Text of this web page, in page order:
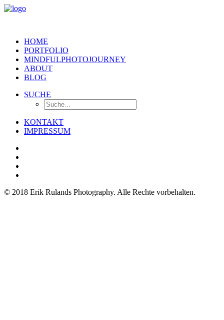
HOME
PORTFOLIO
MINDFULPHOTOJOURNEY
ABOUT
BLOG
SUCHE
KONTAKT
IMPRESSUM
© 2018 Erik Rulands Photography. Alle Rechte vorbehalten.